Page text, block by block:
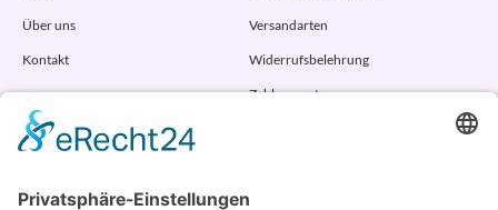
Über uns
Kontakt
Versandarten
Widerrufsbelehrung
Zahlungsarten